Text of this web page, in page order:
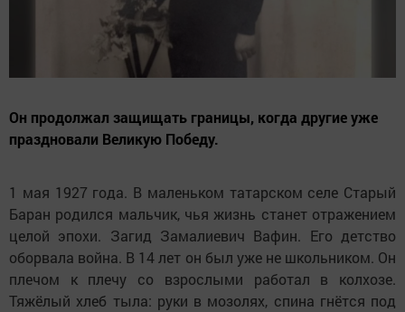
Он продолжал защищать границы, когда другие уже
праздновали Великую Победу.
1 мая 1927 года. В маленьком татарском селе Старый
Баран родился мальчик, чья жизнь станет отражением
целой эпохи. Загид Замалиевич Вафин. Его детство
оборвала война. В 14 лет он был уже не школьником. Он
плечом к плечу со взрослыми работал в колхозе.
Тяжёлый хлеб тыла: руки в мозолях, спина гнётся под